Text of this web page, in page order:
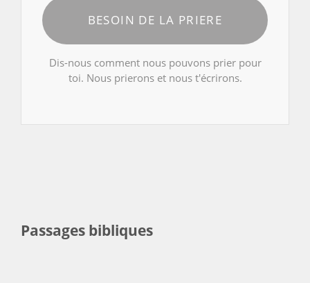
BESOIN DE LA PRIERE
Dis-nous comment nous pouvons prier pour
toi. Nous prierons et nous t'écrirons.
Passages bibliques